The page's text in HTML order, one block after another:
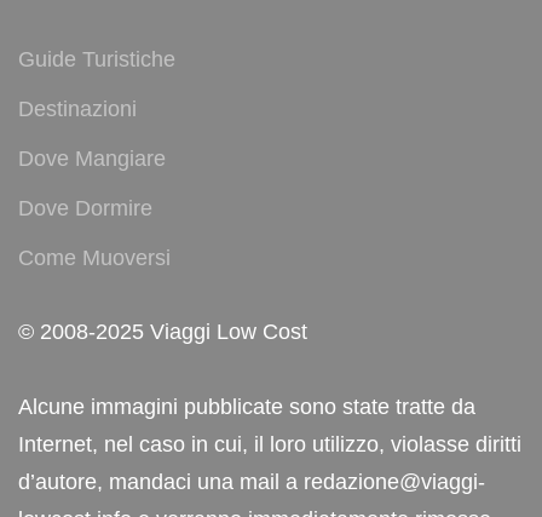
Guide Turistiche
Destinazioni
Dove Mangiare
Dove Dormire
Come Muoversi
© 2008-2025 Viaggi Low Cost
Alcune immagini pubblicate sono state tratte da
Internet, nel caso in cui, il loro utilizzo, violasse diritti
d’autore, mandaci una mail a redazione@viaggi-